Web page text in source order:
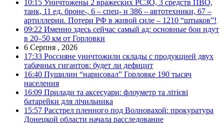
10:15 Уничтожены 2 вражеских РСЗО, 3 средств ПВО,
танк, 11 ед. броне-, 6 – спец- и 386 – автотехники, 67 –
артиллерии. Потери РФ в живой силе – 1210 “штыков”!
09:22 Именно здесь сейчас самый ад: основные бои идут
в 20–50 км от Горловки
6 Серпня , 2026
17:33 Россияне уничтожили склады с продукцией двух
табачных гигантов: будет ли дефицит
16:40 Пушилин “нарисовал” Горловке 190 тысяч
населения
16:09 Прилади та аксесуари: флоуметр та літієві
батарейки для лічильника
15:57 Расстрел пленного под Волновахой: прокуратура
Донецкой области начала расследование